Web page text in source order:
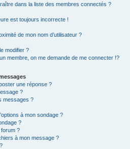
dans la liste des membres connectés ?
est toujours incorrecte !
de mon nom d’utilisateur ?
modifier ?
membre, on me demande de me connecter !?
une réponse ?
?
messages ?
à mon sondage ?
?
?
à mon message ?